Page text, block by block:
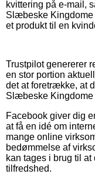
kvittering på e-mail,
Slæbeske Kingdome
et produkt til en
Trustpilot genererer
en stor portion
det at foretrække, at
Slæbeske Kingdome
Facebook giver dig
at få en idé om
mange online
bedømmelse af
kan tages i brug til
tilfredshed.